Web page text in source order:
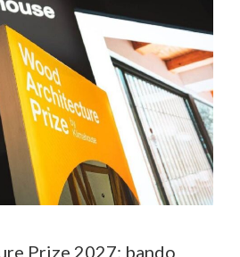
Prize 2027: bando